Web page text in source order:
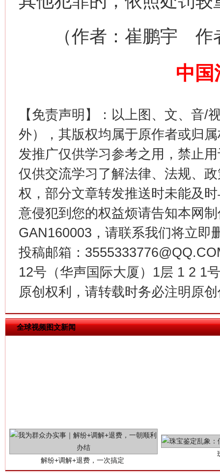
（作者：崔鹏宇 作者
中国
【免责声明】：以上图、文、音/
外），其版权均属于原作者或归
发推广仅供学习参考之用，禁止
仅供交流学习了解法律、法规、
权，部分文章转发推送时未能及
意侵犯到您的权益烦请告知本网
GAN160003，请联系我们将立即
投稿邮箱：
12号（华声国际大厦）1层 1 2 1
原创权利，请转载时务必注明原
全球视频图文新闻
习近平的博鳌关键词
魏明
“刷贴”乱象丛生
生
揭批美国五大"原罪" "炒